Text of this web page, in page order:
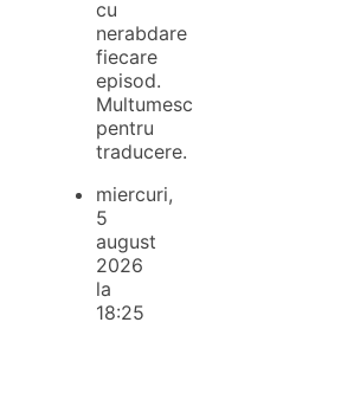
cu
nerabdare
fiecare
episod.
Multumesc
pentru
traducere.
miercuri,
5
august
2026
la
18:25